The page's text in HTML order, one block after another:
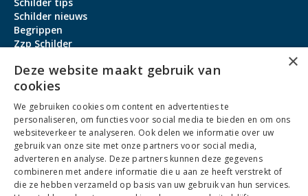
Schilder nieuws
Begrippen
Zzp Schilder
Contact
Over ons
service@schildervacature.nl
088-7060801
Facebook
YoutubeLinkedInInstagram
×
Deze website maakt gebruik van
cookies
We gebruiken cookies om content en advertenties te
personaliseren, om functies voor social media te bieden en om ons
websiteverkeer te analyseren. Ook delen we informatie over uw
gebruik van onze site met onze partners voor social media,
adverteren en analyse. Deze partners kunnen deze gegevens
combineren met andere informatie die u aan ze heeft verstrekt of
die ze hebben verzameld op basis van uw gebruik van hun services.